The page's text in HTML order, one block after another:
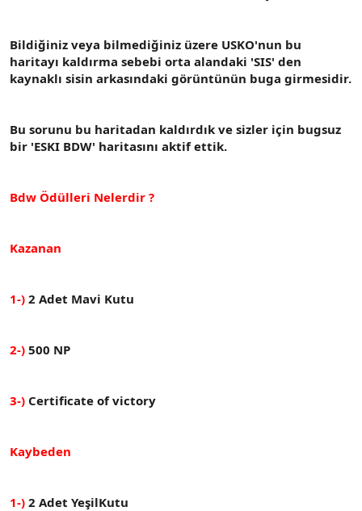
Bildiğiniz veya bilmediğiniz üzere USKO'nun bu
haritayı kaldırma sebebi orta alandaki 'SIS' den
kaynaklı sisin arkasındaki görüntünün buga girmesidir.
Bu sorunu bu haritadan kaldırdık ve sizler için bugsuz
bir 'ESKI BDW' haritasını aktif ettik.
Bdw Ödülleri Nelerdir ?
Kazanan
1-) 2 Adet Mavi Kutu
2-) 500 NP
3-) Certificate of victory
Kaybeden
1-) 2 Adet YeşilKutu